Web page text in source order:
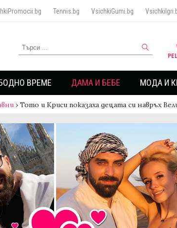
Tennis.bg VsichkiGumi.bg
ВРЕМЕ ДАМА И БЕБЕ МОДА И
› Тото и Криси показаха децата си навръх